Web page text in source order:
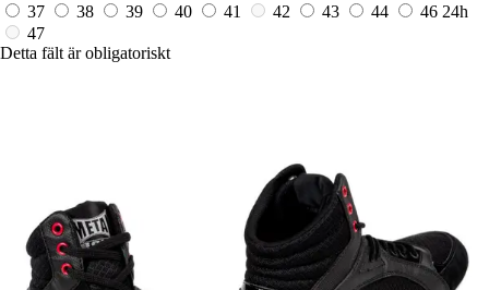
37
38 39 40 41 42 43 44 46 24h
47
Detta fält är obligatoriskt